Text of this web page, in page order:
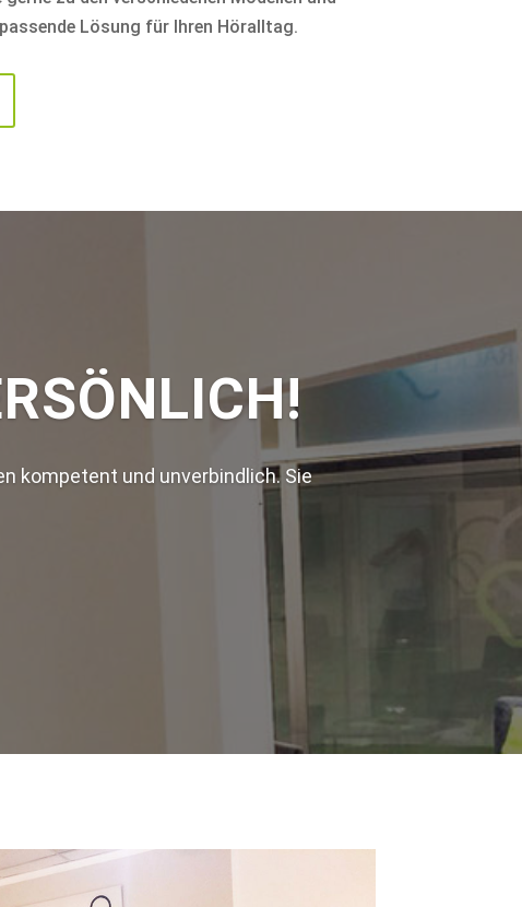
Lösung für Ihren Höralltag.
kompetent und unverbindlich. Sie